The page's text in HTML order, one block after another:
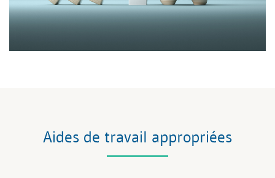
Aides de travail appropriées